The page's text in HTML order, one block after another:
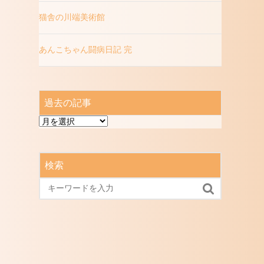
猫舎の川端美術館
あんこちゃん闘病日記 完
過去の記事
過
記
検索
